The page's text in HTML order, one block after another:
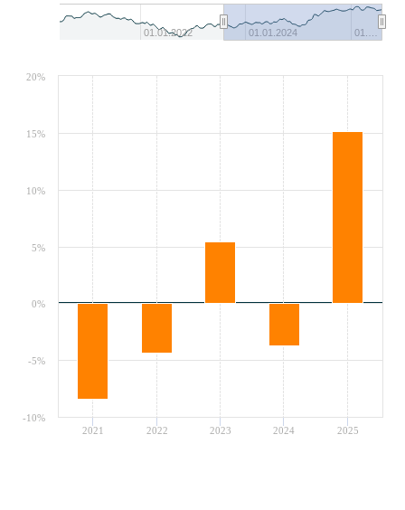
01.01.2022 01.01.2024 01.…
2021 2022 2023 2024 2025
-10%
-5%
0%
5%
10%
15%
20%